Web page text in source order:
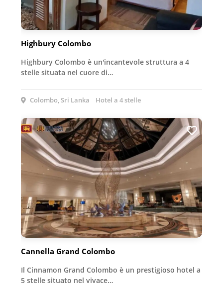
Highbury Colombo
Highbury Colombo è un'incantevole struttura a 4
stelle situata nel cuore di…
Colombo, Sri Lanka Hotel a 4 stelle
Cannella Grand Colombo
Il Cinnamon Grand Colombo è un prestigioso hotel a
5 stelle situato nel vivace…